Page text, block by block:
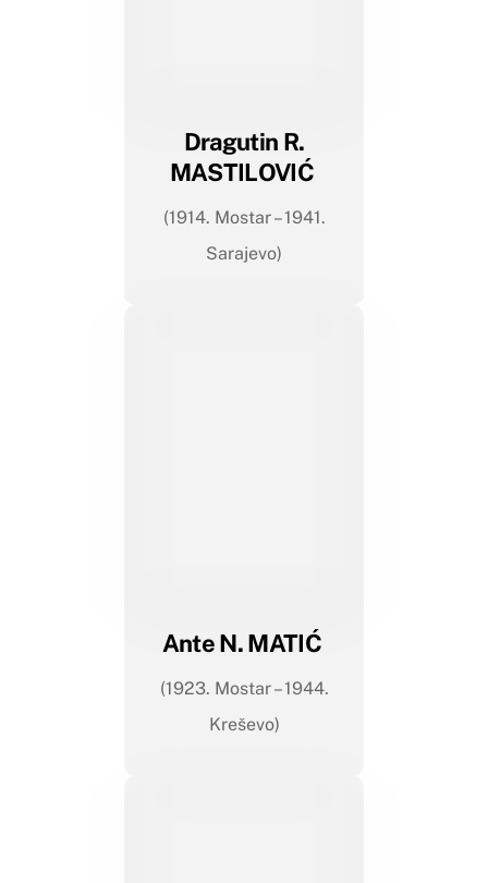
Dragutin R.
MASTILOVIĆ
(1914. Mostar – 1941.
Sarajevo)
Ante N. MATIĆ
(1923. Mostar – 1944.
Kreševo)